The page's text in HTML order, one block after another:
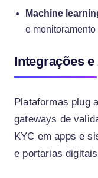
Machine
e monitoramento
Integrações
Plataformas plug
gateways de
KYC em apps e
e portarias